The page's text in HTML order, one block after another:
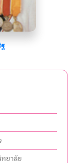
ทยาลัย